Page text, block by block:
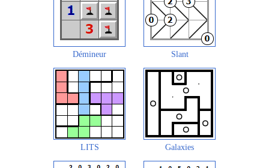
Démineur Slant
LITS Galaxies